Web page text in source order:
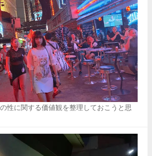
性に関する価値観を整理しておこうと思